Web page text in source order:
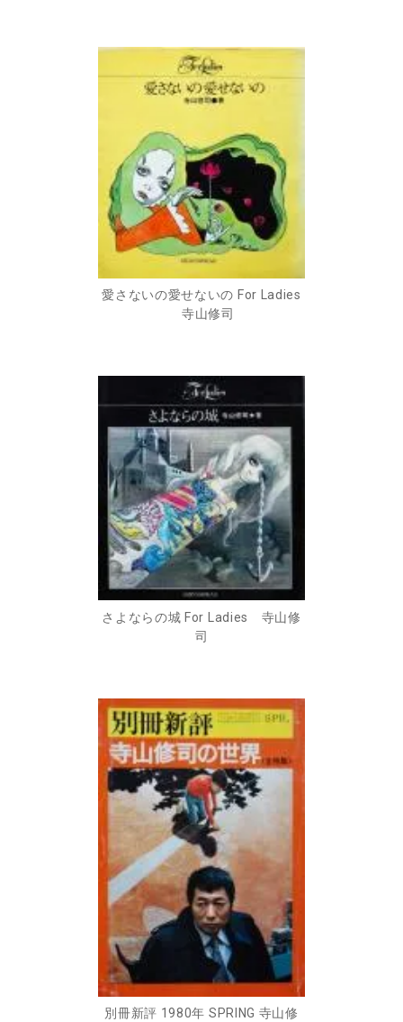
愛さないの愛せないの For Ladies
寺山修司
さよならの城 For Ladies 寺山修
司
別冊新評 1980年 SPRING 寺山修